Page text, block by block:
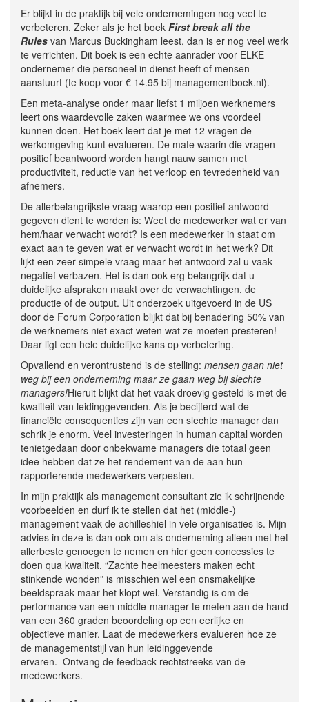
Er blijkt in de praktijk bij vele ondernemingen nog veel te
verbeteren. Zeker als je het boek First break all the
Rules van Marcus Buckingham leest, dan is er nog veel werk
te verrichten. Dit boek is een echte aanrader voor ELKE
ondernemer die personeel in dienst heeft of mensen
aanstuurt (te koop voor € 14.95 bij managementboek.nl).
Een meta-analyse onder maar liefst 1 miljoen werknemers
leert ons waardevolle zaken waarmee we ons voordeel
kunnen doen. Het boek leert dat je met 12 vragen de
werkomgeving kunt evalueren. De mate waarin die vragen
positief beantwoord worden hangt nauw samen met
productiviteit, reductie van het verloop en tevredenheid van
afnemers.
De allerbelangrijkste vraag waarop een positief antwoord
gegeven dient te worden is: Weet de medewerker wat er van
hem/haar verwacht wordt? Is een medewerker in staat om
exact aan te geven wat er verwacht wordt in het werk? Dit
lijkt een zeer simpele vraag maar het antwoord zal u vaak
negatief verbazen. Het is dan ook erg belangrijk dat u
duidelijke afspraken maakt over de verwachtingen, de
productie of de output. Uit onderzoek uitgevoerd in de US
door de Forum Corporation blijkt dat bij benadering 50% van
de werknemers niet exact weten wat ze moeten presteren!
Daar ligt een hele duidelijke kans op verbetering.
Opvallend en verontrustend is de stelling: mensen gaan niet
weg bij een onderneming maar ze gaan weg bij slechte
managers!Hieruit blijkt dat het vaak droevig gesteld is met de
kwaliteit van leidinggevenden. Als je becijferd wat de
financiële consequenties zijn van een slechte manager dan
schrik je enorm. Veel investeringen in human capital worden
tenietgedaan door onbekwame managers die totaal geen
idee hebben dat ze het rendement van de aan hun
rapporterende medewerkers verpesten.
In mijn praktijk als management consultant zie ik schrijnende
voorbeelden en durf ik te stellen dat het (middle-)
management vaak de achilleshiel in vele organisaties is. Mijn
advies in deze is dan ook om als onderneming alleen met het
allerbeste genoegen te nemen en hier geen concessies te
doen qua kwaliteit. “Zachte heelmeesters maken echt
stinkende wonden” is misschien wel een onsmakelijke
beeldspraak maar het klopt wel. Verstandig is om de
performance van een middle-manager te meten aan de hand
van een 360 graden beoordeling op een eerlijke en
objectieve manier. Laat de medewerkers evalueren hoe ze
de managementstijl van hun leidinggevende
ervaren. Ontvang de feedback rechtstreeks van de
medewerkers.